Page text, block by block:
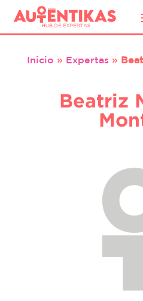
Inicio » Expertas»
Beatriz